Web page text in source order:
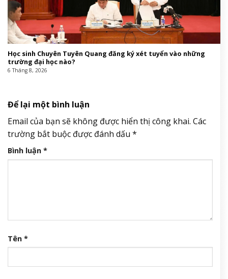
Học sinh Chuyên Tuyên Quang đăng ký xét tuyển vào những
trường đại học nào?
6 Tháng 8, 2026
Để lại một bình luận
Email của bạn sẽ không được hiển thị công khai. Các
trường bắt buộc được đánh dấu *
Bình luận *
Tên *